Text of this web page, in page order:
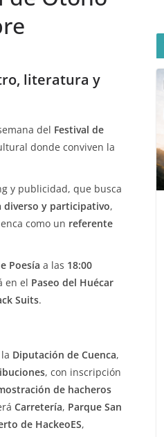
literatura y
del Festival de
donde conviven la
y publicidad, que busca
diverso y participativo,
como un referente
Poesía a las 18:00
en el Paseo del Huécar
Suits.
Diputación de Cuenca,
, con inscripción
de hacheros
Carretería, Parque San
de HackeoES,